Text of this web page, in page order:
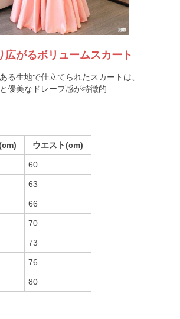
広がるボリュームスカート
る生地で仕立てられたスカートは、
優美なドレープ感が特徴的
ウエスト(cm)
60
63
66
70
73
76
80